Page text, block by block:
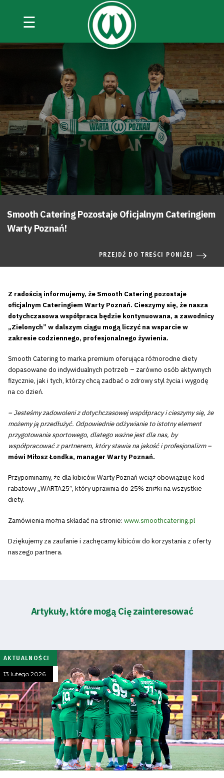
☰
Smooth Catering Pozostaje Oficjalnym Cateringiem
Warty Poznań!
PRZEJDŹ DO TREŚCI PONIŻEJ
Z radością informujemy, że Smooth Catering pozostaje
oficjalnym Cateringiem Warty Poznań. Cieszymy się, że nasza
dotychczasowa współpraca będzie kontynuowana, a zawodnicy
„Zielonych” w dalszym ciągu mogą liczyć na wsparcie w
zakresie codziennego, profesjonalnego żywienia.
Smooth Catering to marka premium oferująca różnorodne diety
dopasowane do indywidualnych potrzeb – zarówno osób aktywnych
fizycznie, jak i tych, którzy chcą zadbać o zdrowy styl życia i wygodę
na co dzień.
– Jesteśmy zadowoleni z dotychczasowej współpracy i cieszymy się, że
możemy ją przedłużyć. Odpowiednie odżywianie to istotny element
przygotowania sportowego, dlatego ważne jest dla nas, by
współpracować z partnerem, który stawia na jakość i profesjonalizm –
mówi Miłosz Łondka, manager Warty Poznań.
Przypominamy, że dla kibiców Warty Poznań wciąż obowiązuje kod
rabatowy „WARTA25”, który uprawnia do 25% zniżki na wszystkie
diety.
Zamówienia można składać na stronie: www.smoothcatering.pl
Dziękujemy za zaufanie i zachęcamy kibiców do korzystania z oferty
naszego partnera.
Artykuły, które mogą Cię zainteresować
AKTUALNOŚCI
13 lutego 2026